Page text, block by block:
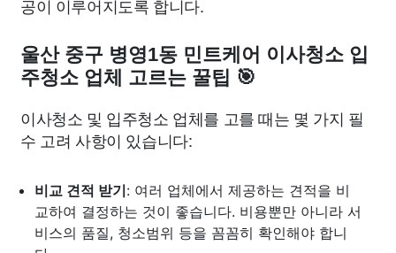
공이 이루어지도록 합니다.
울산 중구 병영1동 민트케어 이사청소 입
주청소 업체 고르는 꿀팁 🎯
이사청소 및 입주청소 업체를 고를 때는 몇 가지 필
수 고려 사항이 있습니다:
비교 견적 받기: 여러 업체에서 제공하는 견적을 비
교하여 결정하는 것이 좋습니다. 비용뿐만 아니라 서
비스의 품질, 청소범위 등을 꼼꼼히 확인해야 합니